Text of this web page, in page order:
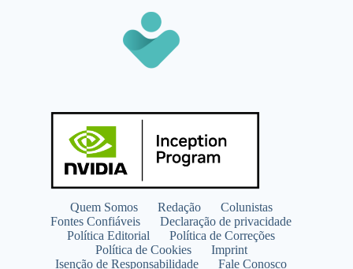
Quem Somos Redação
Colunistas
Fontes Confiáveis
Declaração de privacidade
Política Editorial
Política de Correções
Política de Cookies
Imprint
Isenção de Responsabilidade
Fale Conosco